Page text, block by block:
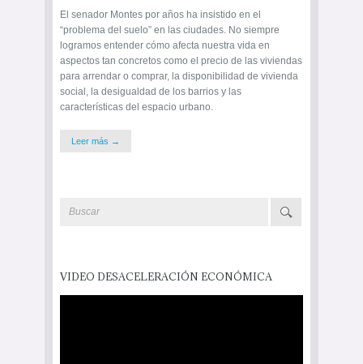
El senador Montes por años ha insistido en el
“problema del suelo” en las ciudades. No siempre
logramos entender cómo afecta nuestra vida en
aspectos tan concretos como el precio de las viviendas
para arrendar o comprar, la disponibilidad de vivienda
social, la desigualdad de los barrios y las
características del espacio urbano.
Leer más →
VIDEO DESACELERACIÓN ECONÓMICA